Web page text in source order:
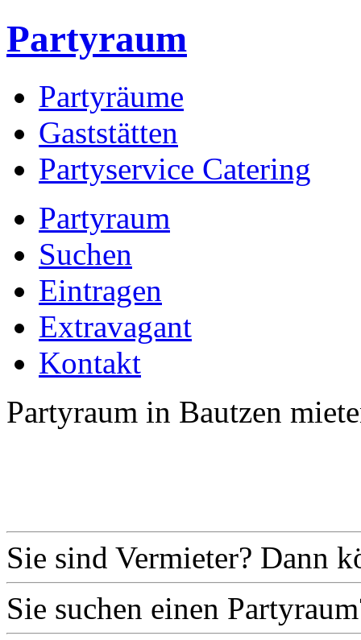
Partyraum
Partyräume
Gaststätten
Partyservice Catering
Partyraum
Suchen
Eintragen
Extravagant
Kontakt
Partyraum in Bautzen
Sie sind Vermieter? Dann
Sie suchen einen